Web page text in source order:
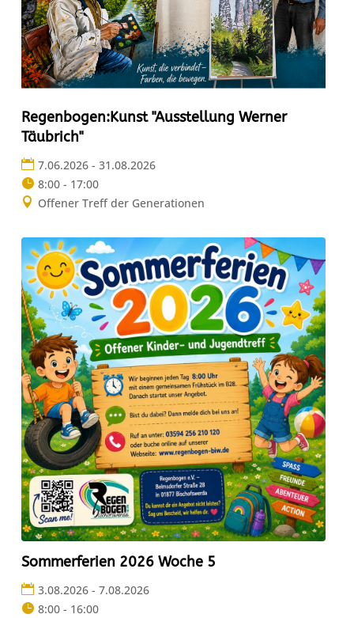
Regenbogen:Kunst "Ausstellung Werner
Täubrich"
7.06.2026 - 31.08.2026
8:00 - 17:00
Offener Treff der Generationen
Sommerferien 2026 Woche 5
3.08.2026 - 7.08.2026
8:00 - 16:00